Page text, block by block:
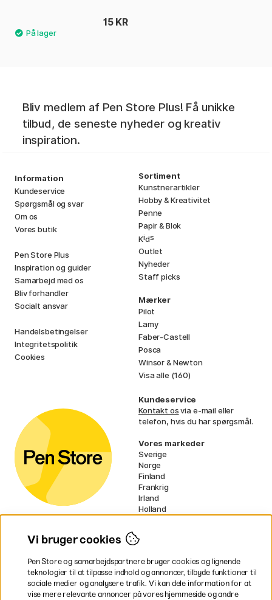
15 KR
Bliv medlem af Pen Store Plus! Få unikke
tilbud, de seneste nyheder og kreativ
inspiration.
Information
Kundeservice
Spørgsmål og svar
Om os
Vores butik
Pen Store Plus
Inspiration og guider
Samarbejd med os
Bliv forhandler
Socialt ansvar
Handelsbetingelser
Integritetspolitik
Cookies
Sortiment
Kunstnerartikler
Hobby & Kreativitet
Penne
Papir & Blok
Kids
Outlet
Nyheder
Staff picks
Mærker
Pilot
Lamy
Faber-Castell
Posca
Winsor & Newton
Visa alle (160)
Kundeservice
Kontakt osvia e-mail eller
telefon, hvis du har spørgsmål.
Vores markeder
Sverige
Norge
Finland
Frankrig
Irland
Holland
EU
* Specifikkefragtvilkår gælder for
voluminøse varer.
Vi bruger cookies
Pen Store og samarbejdspartnere bruger cookies og lignende
teknologier til at tilpasse indhold og annoncer, tilbyde funktioner til
sociale medier og analysere trafik. Vi kan dele information for at
vise mere relevante annoncer på vores hjemmeside og andre